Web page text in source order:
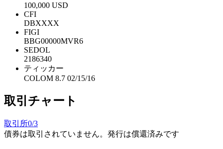
100,000 USD
CFI
DBXXXX
FIGI
BBG00000MVR6
SEDOL
2186340
ティッカー
COLOM 8.7 02/15/16
取引チャート
取引所0/3
債券は取引されていません。発行は償還済みです